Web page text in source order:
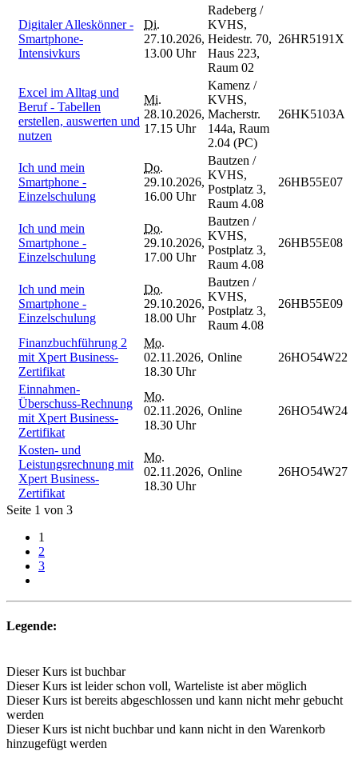
Digitaler Alleskönner -
Smartphone-
Intensivkurs
Di.
27.10.2026,
13.00 Uhr
Radeberg /
KVHS,
Heidestr. 70,
Haus 223,
Raum 02
26HR5191X
Excel im Alltag und
Beruf - Tabellen
erstellen, auswerten und
nutzen
Mi.
28.10.2026,
17.15 Uhr
Kamenz /
KVHS,
Macherstr.
144a, Raum
2.04 (PC)
26HK5103A
Ich und mein
Smartphone -
Einzelschulung
Do.
29.10.2026,
16.00 Uhr
Bautzen /
KVHS,
Postplatz 3,
Raum 4.08
26HB55E07
Ich und mein
Smartphone -
Einzelschulung
Do.
29.10.2026,
17.00 Uhr
Bautzen /
KVHS,
Postplatz 3,
Raum 4.08
26HB55E08
Ich und mein
Smartphone -
Einzelschulung
Do.
29.10.2026,
18.00 Uhr
Bautzen /
KVHS,
Postplatz 3,
Raum 4.08
26HB55E09
Finanzbuchführung 2
mit Xpert Business-
Zertifikat
Mo.
02.11.2026,
18.30 Uhr
Online 26HO54W22
Einnahmen-
Überschuss-Rechnung
mit Xpert Business-
Zertifikat
Mo.
02.11.2026,
18.30 Uhr
Online 26HO54W24
Kosten- und
Leistungsrechnung mit
Xpert Business-
Zertifikat
Mo.
02.11.2026,
18.30 Uhr
Online 26HO54W27
Seite 1 von 3
1
2
3
Legende:
Dieser Kurs ist buchbar
Dieser Kurs ist leider schon voll, Warteliste ist aber möglich
Dieser Kurs ist bereits abgeschlossen und kann nicht mehr gebucht
werden
Dieser Kurs ist nicht buchbar und kann nicht in den Warenkorb
hinzugefügt werden